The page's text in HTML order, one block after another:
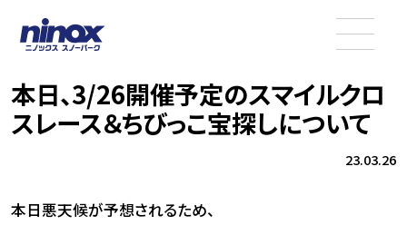
本日、3/26開催予定のスマイルクロ
スレース＆ちびっこ宝探しについて
23.03.26
本日悪天候が予想されるため、